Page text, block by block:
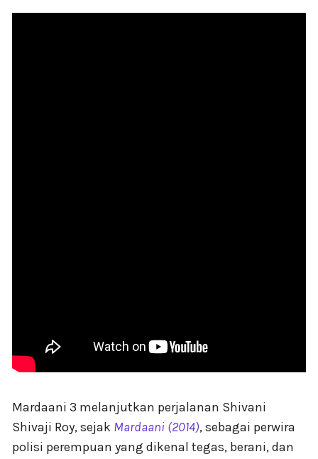
Mardaani 3 melanjutkan perjalanan Shivani
Shivaji Roy, sejak Mardaani (2014), sebagai perwira
polisi perempuan yang dikenal tegas, berani, dan